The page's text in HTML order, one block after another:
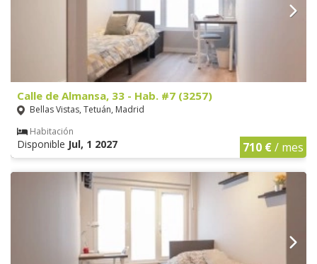
Calle de Almansa, 33 - Hab. #7 (3257)
Bellas Vistas, Tetuán, Madrid
Habitación
Disponible Jul, 1 2027 710 €/ mes